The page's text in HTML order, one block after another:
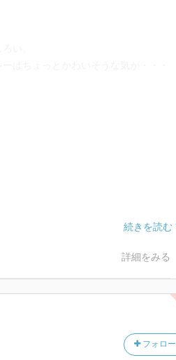
さかのオーバーホール。
てしまった。ていうか、出久のこと
ちが強かったが故、気づいたんだろ
このシリーズけっこう長引きそう？
詳細をみる
フォロー